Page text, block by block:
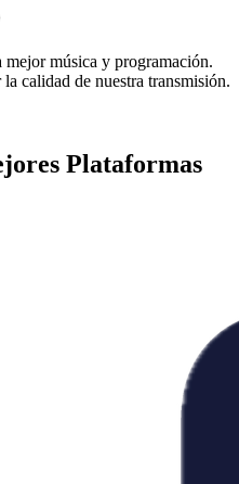
música y programación.
calidad de nuestra transmisión.
Plataformas